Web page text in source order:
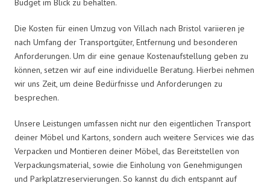
Budget im Blick zu behalten.
Die Kosten für einen Umzug von Villach nach Bristol variieren je
nach Umfang der Transportgüter, Entfernung und besonderen
Anforderungen. Um dir eine genaue Kostenaufstellung geben zu
können, setzen wir auf eine individuelle Beratung. Hierbei nehmen
wir uns Zeit, um deine Bedürfnisse und Anforderungen zu
besprechen.
Unsere Leistungen umfassen nicht nur den eigentlichen Transport
deiner Möbel und Kartons, sondern auch weitere Services wie das
Verpacken und Montieren deiner Möbel, das Bereitstellen von
Verpackungsmaterial, sowie die Einholung von Genehmigungen
und Parkplatzreservierungen. So kannst du dich entspannt auf